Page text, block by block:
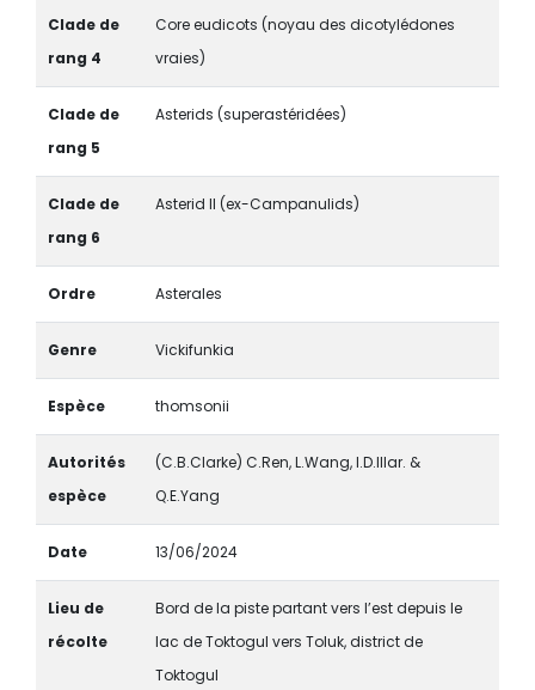
Clade de
rang 4
Core eudicots (noyau des dicotylédones
vraies)
Clade de
rang 5
Asterids (superastéridées)
Clade de
rang 6
Asterid II (ex-Campanulids)
Ordre Asterales
Genre Vickifunkia
Espèce thomsonii
Autorités
espèce
(C.B.Clarke) C.Ren, L.Wang, I.D.Illar. &
Q.E.Yang
Date 13/06/2024
Lieu de
récolte
Bord de la piste partant vers l’est depuis le
lac de Toktogul vers Toluk, district de
Toktogul